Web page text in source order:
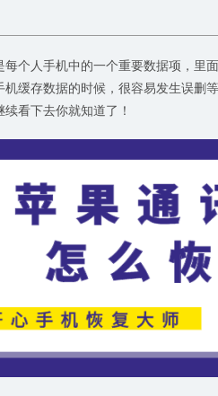
每个人手机中的一个重要数据项，里
缓存数据的时候，很容易发生误删
看下去你就知道了！